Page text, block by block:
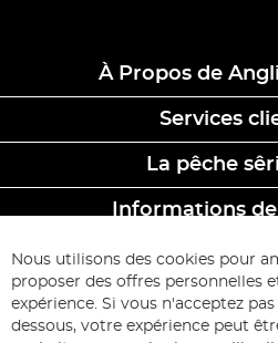
À Propos de
Services
La pêche
Informations
ABONNEZ-VOUS &
Inscription
à
Nous utilisons des cookies pour
proposer des offres personnelles
expérience. Si vous n'acceptez
dessous, votre expérience peut